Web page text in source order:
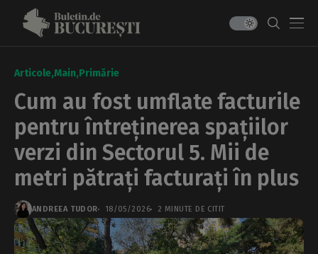
Articole Main Primărie
Cum au fost umflate facturile
pentru întreținerea spațiilor
verzi din Sectorul 5. Mii de
metri pătrați facturați în plus
ANDREEA TUDOR 18/05/2026 2 MINUTE DE CITIT